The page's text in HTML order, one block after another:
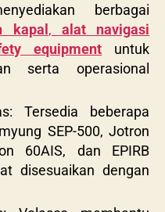
berbagai
kapal , alat navigasi
equipment untuk
serta operasional
Tersedia beberapa
SEP-500,Jotron
60AIS, dan EPIRB
disesuaikan dengan